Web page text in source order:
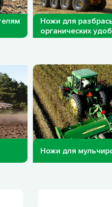
Ножи для
органических
Ножи для